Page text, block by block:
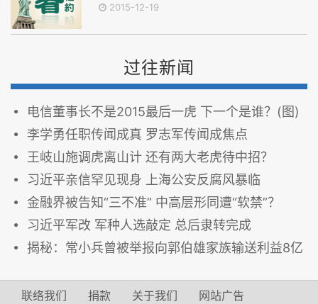
2015-12-19
过往新闻
电信董事长不是2015最后一虎 下一个是谁？(图)
李学勇任职传闻成真 罗志军传闻成焦点
王岐山施调虎离山计 还有两大老虎待中招？
习近平亲信罕见现身 上海公安反腐风暴临
金融界被告知“三不准” 中高层形同遭“软禁”？
习近平军改 军种人选敲定 总后隶转完成
揭秘：常小兵曾被举报向郭伯雄家族输送利益8亿
联络我们 捐款 关于我们 网站广告